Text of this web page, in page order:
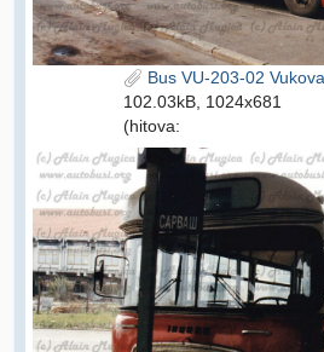
Bus VU-203-02
102.03kB, 1024x681
(hitova: